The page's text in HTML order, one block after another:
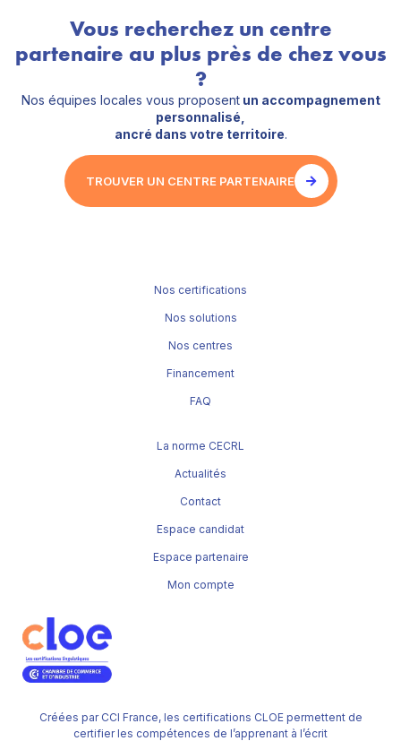
Vous recherchez un centre
partenaire au plus près de chez vous
?
Nos équipes locales vous proposentun accompagnement
personnalisé,
ancré dans votre territoire.
TROUVER UN CENTRE PARTENAIRE
Créées par CCI France, les certifications CLOE permettent de
certifier les compétences de l’apprenant à l’écrit
Nos certifications
Nos solutions
Nos centres
Financement
FAQ
La norme CECRL
Actualités
Contact
Espace candidat
Espace partenaire
Mon compte